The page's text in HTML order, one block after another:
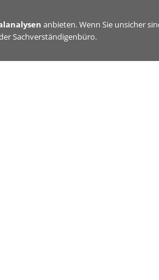
anbieten. Wenn Sie unsicher
Sachverständigenbüro.